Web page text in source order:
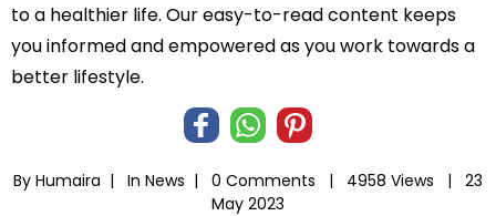
to a healthier life. Our easy-to-read content keeps
you informed and empowered as you work towards a
better lifestyle.
By Humaira | In News | 0 Comments | 4958 Views |
23
May 2023